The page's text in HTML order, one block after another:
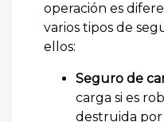
operación es
varios tipos de
ellos:
Seguro de
carga si es
destruida